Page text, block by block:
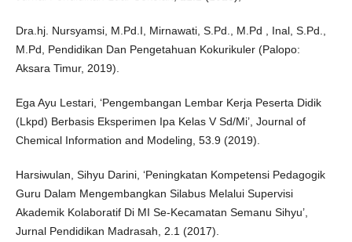
Dra.hj. Nursyamsi, M.Pd.I, Mirnawati, S.Pd., M.Pd , Inal, S.Pd.,
M.Pd, Pendidikan Dan Pengetahuan Kokurikuler (Palopo:
Aksara Timur, 2019).
Ega Ayu Lestari, ‘Pengembangan Lembar Kerja Peserta Didik
(Lkpd) Berbasis Eksperimen Ipa Kelas V Sd/Mi’, Journal of
Chemical Information and Modeling, 53.9 (2019).
Harsiwulan, Sihyu Darini, ‘Peningkatan Kompetensi Pedagogik
Guru Dalam Mengembangkan Silabus Melalui Supervisi
Akademik Kolaboratif Di MI Se-Kecamatan Semanu Sihyu’,
Jurnal Pendidikan Madrasah, 2.1 (2017).